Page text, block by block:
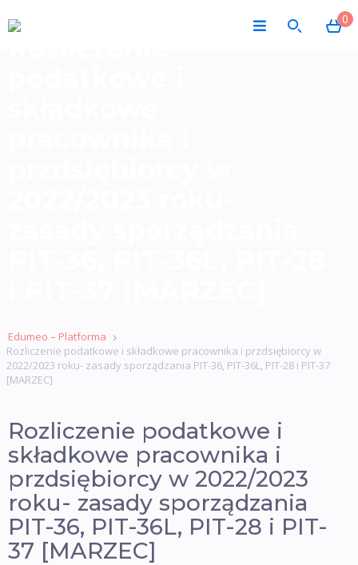
0
Edumeo – Platforma
Rozliczenie podatkowe i składkowe pracownika i przdsiębiorcy w
2022/2023 roku- zasady sporządzania PIT-36, PIT-36L, PIT-28 i PIT-37
[MARZEC]
Rozliczenie podatkowe i
składkowe pracownika i
przdsiębiorcy w 2022/2023
roku- zasady sporządzania
PIT-36, PIT-36L, PIT-28 i PIT-
37 [MARZEC]